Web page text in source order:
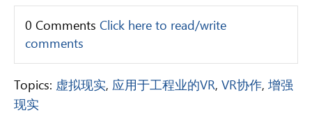
0 Comments Click here to read/write
comments
Topics: 虚拟现实, 应用于工程业的VR, VR协作, 增强
现实